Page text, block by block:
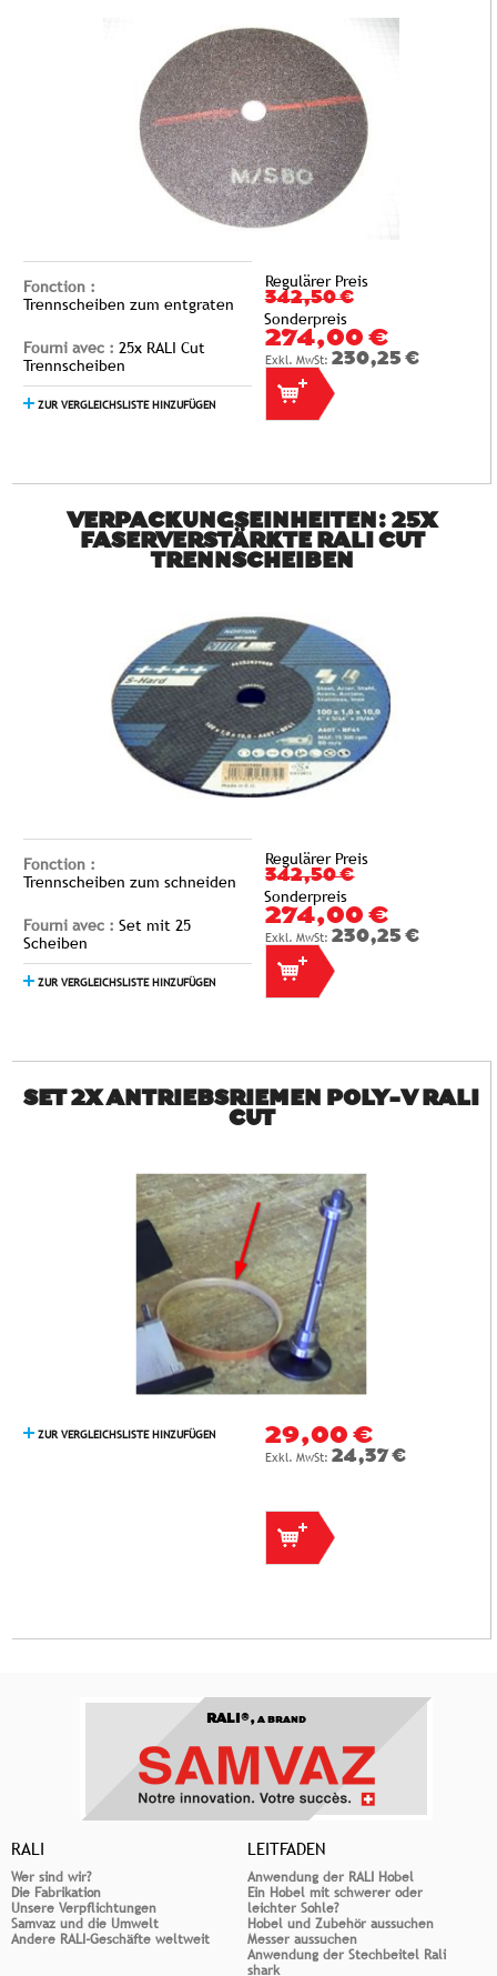
Fonction :
Trennscheiben zum entgraten
Fourni avec : 25x RALI Cut
Trennscheiben
ZUR VERGLEICHSLISTE HINZUFÜGEN
Regulärer Preis
342,50 €
Sonderpreis
274,00 €
230,25 €
VERPACKUNGSEINHEITEN: 25X
FASERVERSTÄRKTE RALI CUT
TRENNSCHEIBEN
Fonction :
Trennscheiben zum schneiden
Fourni avec : Set mit 25
Scheiben
ZUR VERGLEICHSLISTE HINZUFÜGEN
Regulärer Preis
342,50 €
Sonderpreis
274,00 €
230,25 €
SET 2X ANTRIEBSRIEMEN POLY-V RALI
CUT
ZUR VERGLEICHSLISTE HINZUFÜGEN 29,00 €
24,37 €
RALI®,A BRAND
RALI
Wer sind wir?
Die Fabrikation
Unsere Verpflichtungen
Samvaz und die Umwelt
Andere RALI-Geschäfte weltweit
LEITFADEN
Anwendung der RALI Hobel
Ein Hobel mit schwerer oder
leichter Sohle?
Hobel und Zubehör aussuchen
Messer aussuchen
Anwendung der Stechbeitel Rali
shark